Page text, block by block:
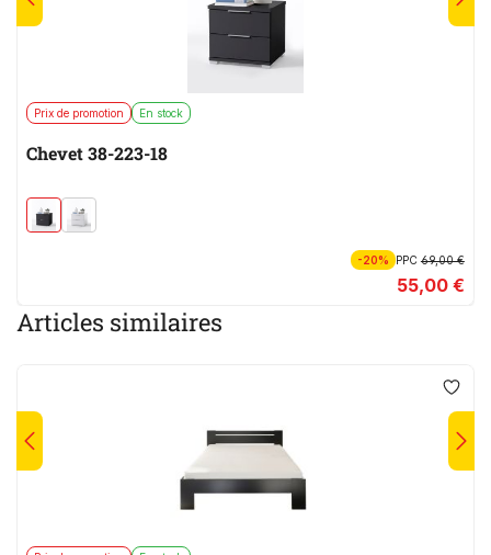
Prix de promotion En stock
Chevet 38-223-18
-20% PPC69,00 €
55,00 €
Articles similaires